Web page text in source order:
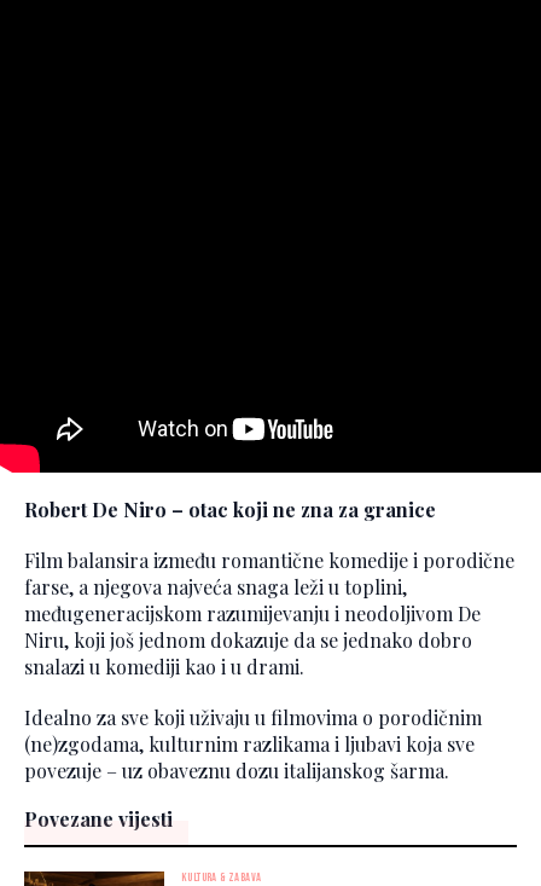
Robert De Niro – otac koji ne zna za granice
Film balansira između romantične komedije i porodične
farse, a njegova najveća snaga leži u toplini,
međugeneracijskom razumijevanju i neodoljivom De
Niru, koji još jednom dokazuje da se jednako dobro
snalazi u komediji kao i u drami.
Idealno za sve koji uživaju u filmovima o porodičnim
(ne)zgodama, kulturnim razlikama i ljubavi koja sve
povezuje – uz obaveznu dozu italijanskog šarma.
Povezane vijesti
KULTURA & ZABAVA